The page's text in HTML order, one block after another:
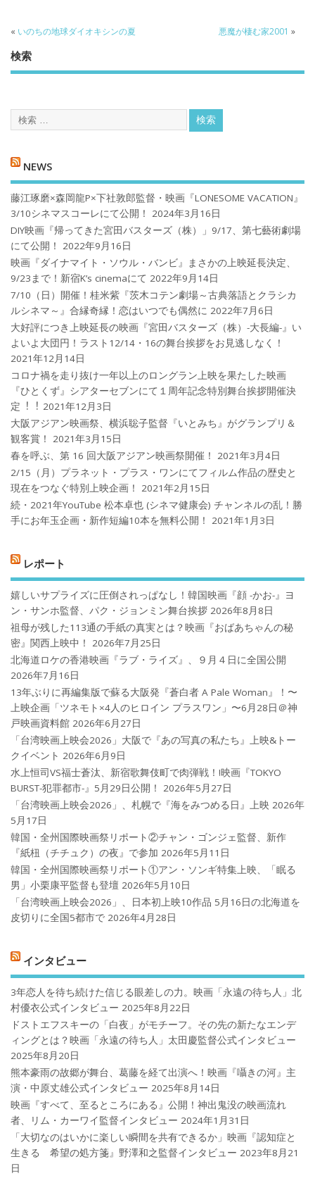
« いのちの地球ダイオキシンの夏 悪魔が棲む家2001 »
検索
NEWS
藤江琢磨×森岡龍P×下社敦郎監督・映画『LONESOME VACATION』
3/10シネマスコーレにて公開！
2024年3月16日
DIY映画『帰ってきた宮田バスターズ（株）」9/17、第七藝術劇場
にて公開！
2022年9月16日
映画『ダイナマイト・ソウル・バンビ』まさかの上映延長決定、
9/23まで！新宿K’s cinemaにて 2022年9月14日
7/10（日）開催！桂米紫『茨木コテン劇場～古典落語とクラシカ
ルシネマ～』合縁奇縁！恋はいつでも偶然に 2022年7月6日
大好評につき上映延長の映画『宮田バスターズ（株）-大長編-』い
よいよ大団円！ラスト12/14・16の舞台挨拶をお見逃しなく！
2021年12月14日
コロナ禍を⾛り抜け⼀年以上のロングラン上映を果たした映画
『ひとくず』シアターセブンにて１周年記念特別舞台挨拶開催決
定︕︕ 2021年12月3日
大阪アジアン映画祭、横浜聡子監督『いとみち』がグランプリ＆
観客賞！
2021年3月15日
春を呼ぶ、第 16 回大阪アジアン映画祭開催！
2021年3月4日
2/15（月）プラネット・プラス・ワンにてフィルム作品の歴史と
現在をつなぐ特別上映企画！
2021年2月15日
続・2021年YouTube 松本卓也 (シネマ健康会) チャンネルの乱！勝
手にお年玉企画・新作短編10本を無料公開！
2021年1月3日
レポート
嬉しいサプライズに圧倒されっぱなし！韓国映画『顔 -かお-』ヨ
ン・サンホ監督、パク・ジョンミン舞台挨拶 2026年8月8日
祖母が残した113通の手紙の真実とは？映画『おばあちゃんの秘
密』関西上映中！
2026年7月25日
北海道ロケの香港映画『ラブ・ライズ』、９月４日に全国公開
2026年7月16日
13年ぶりに再編集版で蘇る大阪発『蒼白者 A Pale Woman』！〜
上映企画「ツネモト×4人のヒロイン プラスワン」〜6月28日＠神
戸映画資料館 2026年6月27日
「台湾映画上映会2026」大阪で『あの写真の私たち』上映&トー
クイベント 2026年6月9日
水上恒司VS福士蒼汰、新宿歌舞伎町で肉弾戦！!映画『TOKYO
BURST-犯罪都市-』5月29日公開！
2026年5月27日
「台湾映画上映会2026」、札幌で『海をみつめる日』上映 2026年
5月17日
韓国・全州国際映画祭リポート②チャン・ゴンジェ監督、新作
『紙杻（チチュク）の夜』で参加 2026年5月11日
韓国・全州国際映画祭リポート①アン・ソンギ特集上映、「眠る
男」小栗康平監督も登壇 2026年5月10日
「台湾映画上映会2026」、日本初上映10作品 5月16日の北海道を
皮切りに全国5都市で 2026年4月28日
インタビュー
3年恋人を待ち続けた信じる眼差しの力。映画「永遠の待ち人」北
村優衣公式インタビュー 2025年8月22日
ドストエフスキーの「白夜」がモチーフ。その先の新たなエンデ
ィングとは？映画「永遠の待ち人」太田慶監督公式インタビュー
2025年8月20日
熊本豪雨の故郷が舞台、葛藤を経て出演へ！映画『囁きの河』主
演・中原丈雄公式インタビュー 2025年8月14日
映画『すべて、至るところにある』公開！神出鬼没の映画流れ
者、リム・カーワイ監督インタビュー 2024年1月31日
「大切なのはいかに楽しい瞬間を共有できるか」映画『認知症と
生きる 希望の処方箋』野澤和之監督インタビュー 2023年8月21
日